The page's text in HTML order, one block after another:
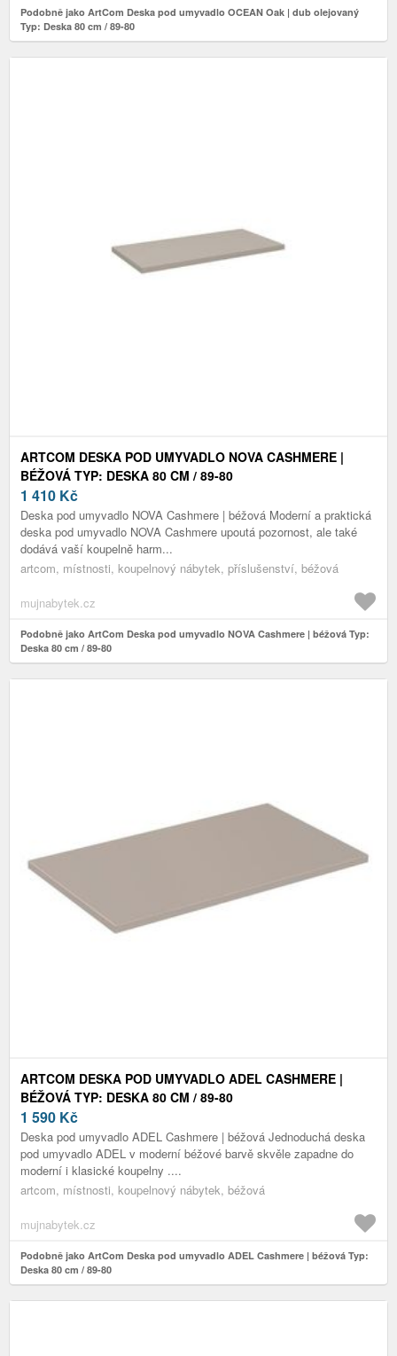
Podobně jako ArtCom Deska pod umyvadlo OCEAN Oak | dub olejovaný
Typ: Deska 80 cm / 89-80
ARTCOM DESKA POD UMYVADLO NOVA CASHMERE |
BÉŽOVÁ TYP: DESKA 80 CM / 89-80
1 410 Kč
Deska pod umyvadlo NOVA Cashmere | béžová Moderní a praktická
deska pod umyvadlo NOVA Cashmere upoutá pozornost, ale také
dodává vaší koupelně harm...
artcom, místnosti, koupelnový nábytek, příslušenství, béžová
mujnabytek.cz
Podobně jako ArtCom Deska pod umyvadlo NOVA Cashmere | béžová Typ:
Deska 80 cm / 89-80
ARTCOM DESKA POD UMYVADLO ADEL CASHMERE |
BÉŽOVÁ TYP: DESKA 80 CM / 89-80
1 590 Kč
Deska pod umyvadlo ADEL Cashmere | béžová Jednoduchá deska
pod umyvadlo ADEL v moderní béžové barvě skvěle zapadne do
moderní i klasické koupelny ....
artcom, místnosti, koupelnový nábytek, béžová
mujnabytek.cz
Podobně jako ArtCom Deska pod umyvadlo ADEL Cashmere | béžová Typ:
Deska 80 cm / 89-80